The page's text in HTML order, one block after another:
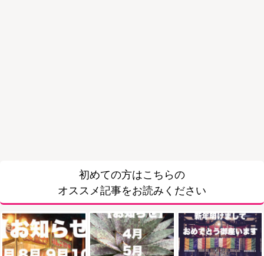
初めての方はこちらの
オススメ記事をお読みください